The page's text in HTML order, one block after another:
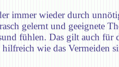
immer wieder durch
gelernt und geeignete
fühlen. Das gilt auch
wie das